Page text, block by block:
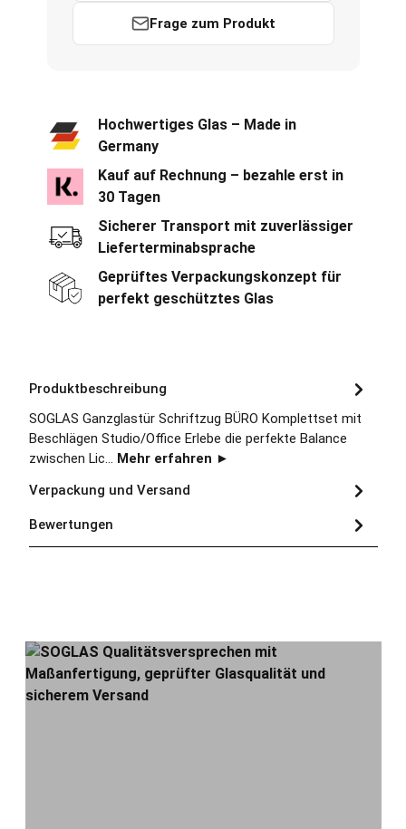
Frage zum Produkt
Hochwertiges Glas – Made in
Germany
Kauf auf Rechnung – bezahle erst in
30 Tagen
Sicherer Transport mit zuverlässiger
Lieferterminabsprache
Geprüftes Verpackungskonzept für
perfekt geschütztes Glas
Produktbeschreibung
SOGLAS Ganzglastür Schriftzug BÜRO Komplettset mit
Beschlägen Studio/Office Erlebe die perfekte Balance
zwischen Lic… Mehr erfahren ►
Verpackung und Versand
Bewertungen